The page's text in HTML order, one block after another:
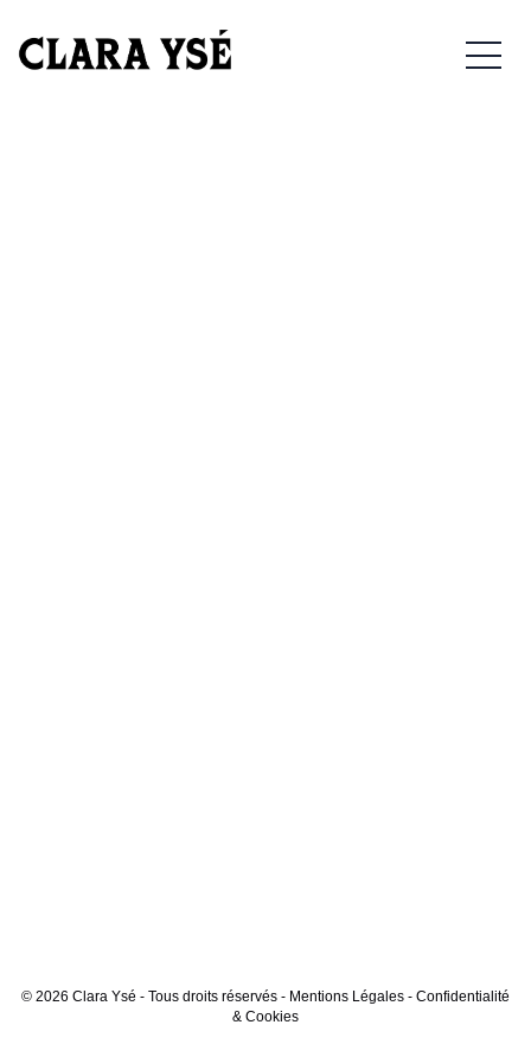
22/02/2025 – POITIERS –
LE CONFORT MODERNE
© 2026 Clara Ysé - Tous droits réservés - Mentions Légales - Confidentialité
& Cookies